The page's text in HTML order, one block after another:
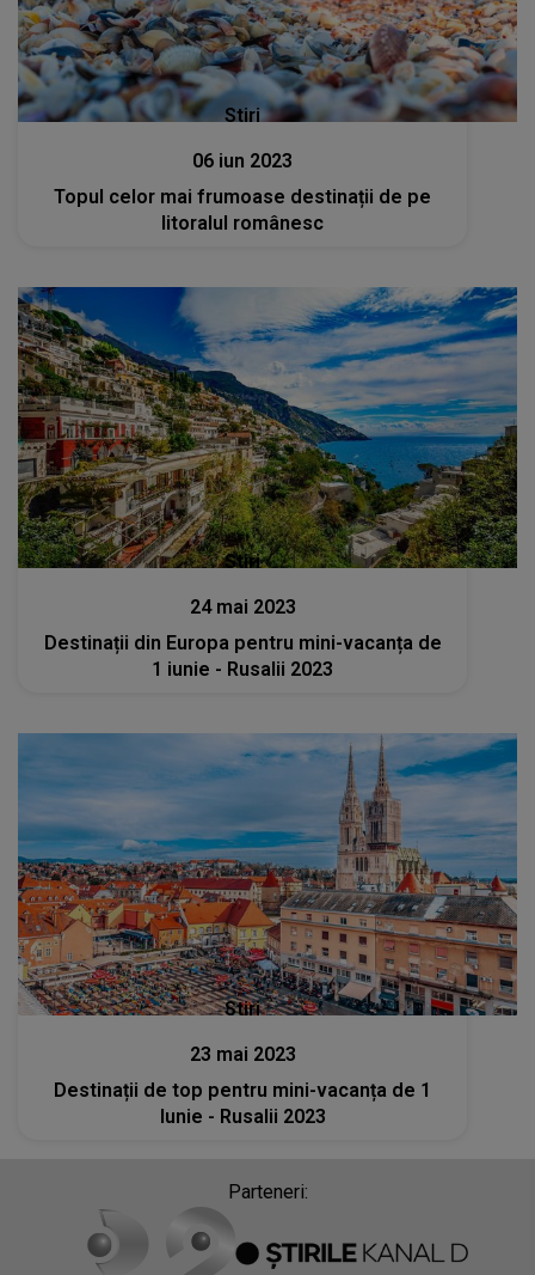
Stiri
06 iun 2023
Topul celor mai frumoase destinații de pe
litoralul românesc
Stiri
24 mai 2023
Destinații din Europa pentru mini-vacanța de
1 iunie - Rusalii 2023
Stiri
23 mai 2023
Destinații de top pentru mini-vacanța de 1
Iunie - Rusalii 2023
Parteneri: